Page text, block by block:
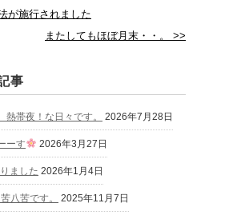
が施行されました
またしてもほぼ月末・・。 >>
事
帯夜！な日々です。 2026年7月28日
ーす 2026年3月27日
ました 2026年1月4日
八苦です。 2025年11月7日